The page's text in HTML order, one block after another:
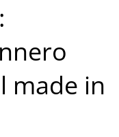
made in